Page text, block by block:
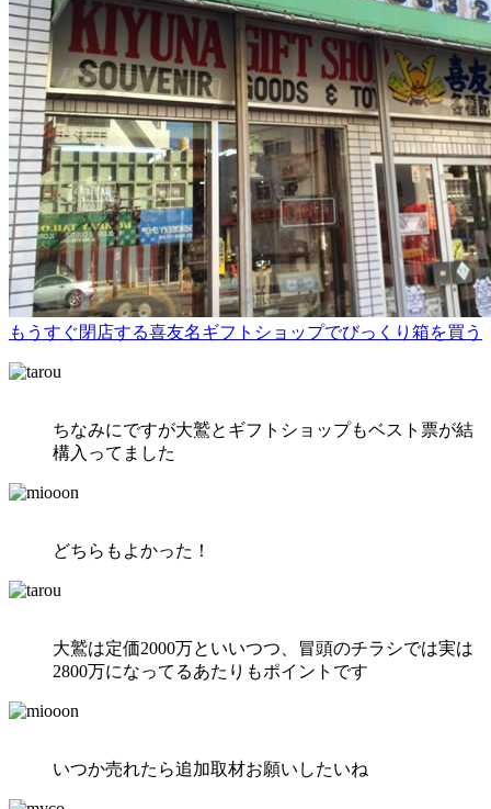
もうすぐ閉店する喜友名ギフトショップでびっくり箱を買う
ちなみにですが大鷲とギフトショップもベスト票が結
構入ってました
どちらもよかった！
大鷲は定価2000万といいつつ、冒頭のチラシでは実は
2800万になってるあたりもポイントです
いつか売れたら追加取材お願いしたいね